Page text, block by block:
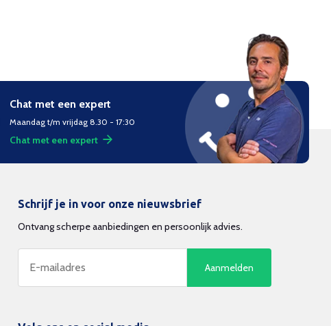
Chat met een expert
Maandag t/m vrijdag 8.30 - 17:30
Chat met een expert
Schrijf je in voor onze nieuwsbrief
Ontvang scherpe aanbiedingen en persoonlijk advies.
Aanmelden